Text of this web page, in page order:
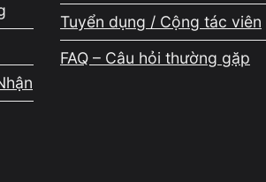
Tuyển dụng / Cộng tác viên
FAQ – Câu hỏi thường gặp